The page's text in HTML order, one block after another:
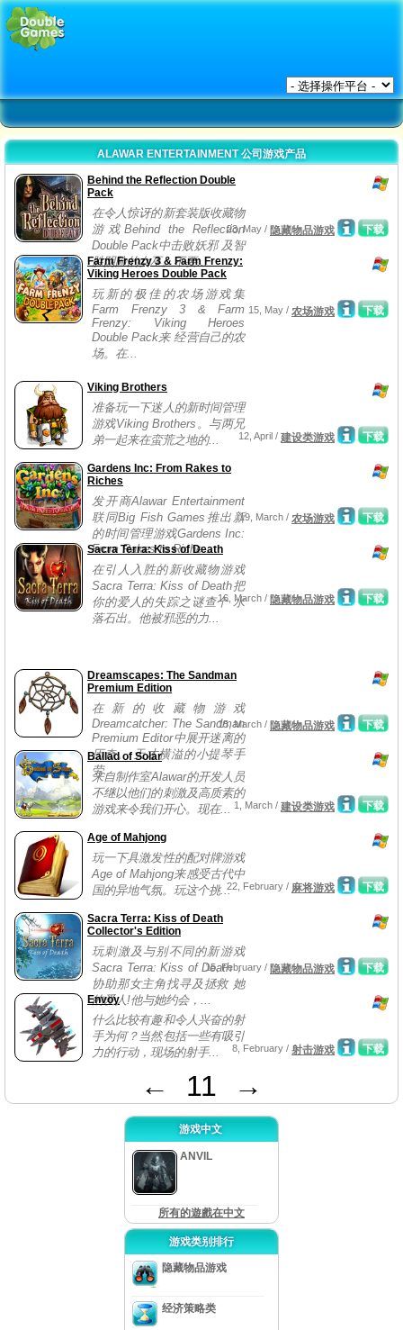
ALAWAR ENTERTAINMENT 公司游戏产品
Behind the Reflection Double
Pack
在令人惊讶的新套装版收藏物
游戏Behind the Reflection
Double Pack中击败妖邪 及智
胜阴险的女巫。不要...
下载
23, May / 隐藏物品游戏
Farm Frenzy 3 & Farm Frenzy:
Viking Heroes Double Pack
玩新的极佳的农场游戏集
Farm Frenzy 3 & Farm
Frenzy: Viking Heroes
Double Pack来 经营自己的农
场。在...
下载
15, May / 农场游戏
Viking Brothers
准备玩一下迷人的新时间管理
游戏Viking Brothers。与两兄
弟一起来在蛮荒之地的...
下载
12, April / 建设类游戏
Gardens Inc: From Rakes to
Riches
发开商Alawar Entertainment
联同Big Fish Games推出新
的时间管理游戏Gardens Inc:
From Rakes to Riche...
下载
19, March / 农场游戏
Sacra Terra: Kiss of Death
在引人入胜的新收藏物游戏
Sacra Terra: Kiss of Death把
你的爱人的失踪之谜查个 水
落石出。他被邪恶的力...
下载
16, March / 隐藏物品游戏
Dreamscapes: The Sandman
Premium Edition
在新的收藏物游戏
Dreamcatcher: The Sandman
Premium Editor中展开迷离的
历奇。 天才横溢的小提琴手
劳...
下载
15, March / 隐藏物品游戏
Ballad of Solar
来自制作室Alawar的开发人员
不继以他们的刺激及高质素的
游戏来令我们开心。现在...
下载
1, March / 建设类游戏
Age of Mahjong
玩一下具激发性的配对牌游戏
Age of Mahjong来感受古代中
国的异地气氛。玩这个挑...
下载
22, February / 麻将游戏
Sacra Terra: Kiss of Death
Collector's Edition
玩刺激及与别不同的新游戏
Sacra Terra: Kiss of Death，
协助那女主角找寻及拯救 她
的爱人!他与她约会，...
下载
15, February / 隐藏物品游戏
Envoy
什么比较有趣和令人兴奋的射
手为何？当然包括一些有吸引
力的行动，现场的射手...
下载
8, February / 射击游戏
← 11 →
游戏中文
ANVIL
所有的遊戲在中文
游戏类别排行
隐藏物品游戏
经济策略类